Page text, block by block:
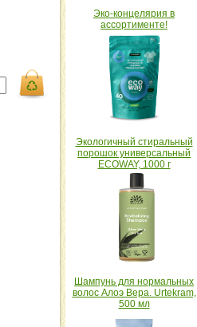
Эко-концелярия в
ассортименте!
Экологичный стиральный
порошок универсальный
ECOWAY, 1000 г
Шампунь для нормальных
волос Алоэ Вера. Urtekram,
500 мл